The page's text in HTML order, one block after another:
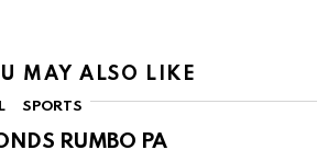
MAY ALSO LIKE
SPORTS
RUMBO PA